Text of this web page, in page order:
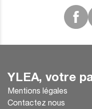
YLEA, votre
Mentions légales
Contactez nous